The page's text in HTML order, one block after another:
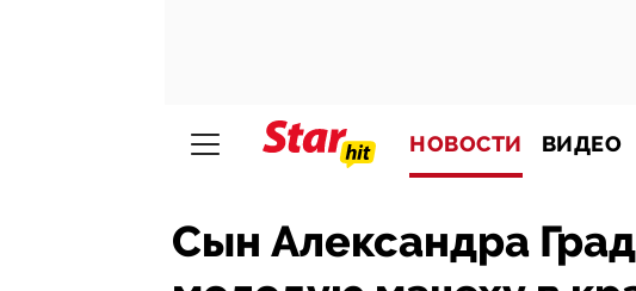
НОВОСТИ ВИДЕО
Сын Александра